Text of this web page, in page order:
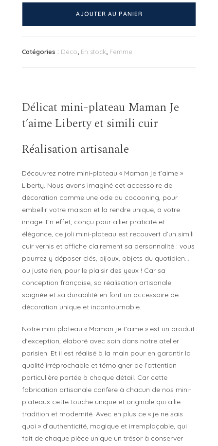
Mini
Maman
AJOUTER AU PANIER
Catégories : Déco En stock Femme
Délicat mini-plateau Maman Je
t’aime Liberty et simili cuir
Réalisation artisanale
Découvrez notre mini-plateau « Maman je t’aime »
Liberty. Nous avons imaginé cet accessoire de
décoration comme une ode au cocooning, pour
embellir votre maison et la rendre unique, à votre
image. En effet, conçu pour allier praticité et
élégance, ce joli mini-plateau est recouvert d’un simili
cuir vernis et affiche clairement sa personnalité : vous
pourrez y déposer clés, bijoux, objets du quotidien…
ou juste rien, pour le plaisir des yeux ! Car sa
conception française, sa réalisation artisanale
soignée et sa durabilité en font un accessoire de
décoration unique et incontournable.
Notre mini-plateau « Maman je t’aime » est un produit
d’exception, élaboré avec soin dans notre atelier
parisien. Et il est réalisé à la main pour en garantir la
qualité irréprochable et témoigner de l’attention
particulière portée à chaque détail. Car cette
fabrication artisanale confère à chacun de nos mini-
plateaux cette touche unique et originale qui allie
tradition et modernité. Avec en plus ce « je ne sais
quoi » d’authenticité, magique et irremplaçable, qui
fait de chaque pièce unique un trésor à conserver